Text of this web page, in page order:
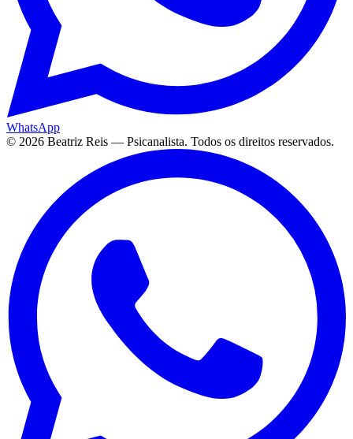
WhatsApp
© 2026 Beatriz Reis — Psicanalista. Todos os direitos reservados.